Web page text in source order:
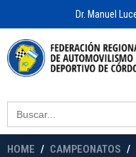
Dr. Manuel
Search
for:
HOME CAMPEONATOS